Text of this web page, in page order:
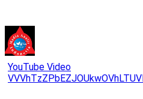
YouTube Video